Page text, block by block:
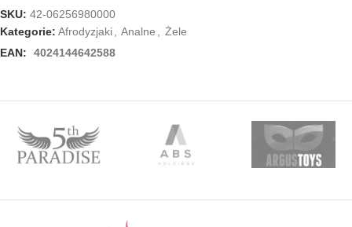
SKU: 42-06256980000
Kategorie: Afrodyzjaki, Analne , Żele
EAN:
4024144642588